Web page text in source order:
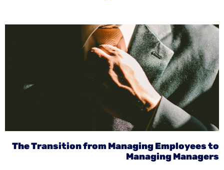
The Transition from Managing Employees to
Managing Managers